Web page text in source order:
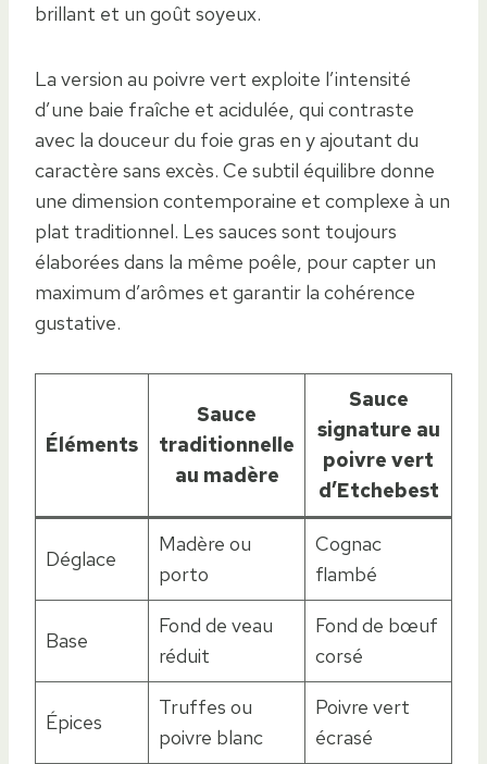
brillant et un goût soyeux.
La version au poivre vert exploite l’intensité
d’une baie fraîche et acidulée, qui contraste
avec la douceur du foie gras en y ajoutant du
caractère sans excès. Ce subtil équilibre donne
une dimension contemporaine et complexe à un
plat traditionnel. Les sauces sont toujours
élaborées dans la même poêle, pour capter un
maximum d’arômes et garantir la cohérence
gustative.
Éléments
Sauce
traditionnelle
au madère
Sauce
signature au
poivre vert
d’Etchebest
Déglace
Madère ou
porto
Cognac
flambé
Base
Fond de veau
réduit
Fond de bœuf
corsé
Épices
Truffes ou
poivre blanc
Poivre vert
écrasé